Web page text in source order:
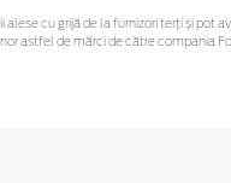
cu grijă de la furnizori terți și pot
astfel de mărci de către compania